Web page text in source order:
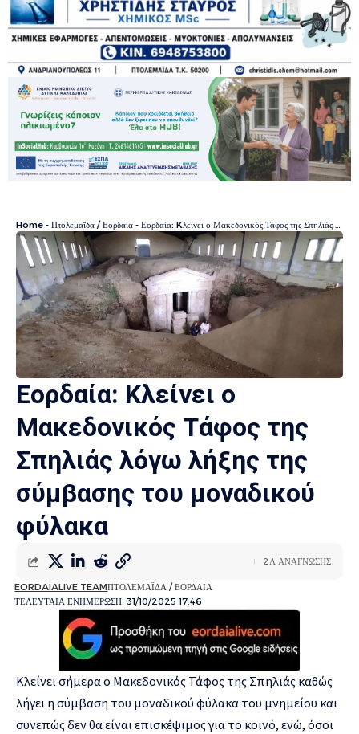
Home - Πτολεμαΐδα / Εορδαία - Εορδαία: Kλείνει ο Μακεδονικός Τάφος της Σπηλιάς λόγω λήξης της σύμβασης του μοναδικού φύλακα
Εορδαία: Kλείνει ο
Μακεδονικός Τάφος της
Σπηλιάς λόγω λήξης της
σύμβασης του μοναδικού
φύλακα
ΤΕΛΕΥΤΑΙΑ ΕΝΗΜΕΡΩΣΗ: 31/10/2025 17:46
EORDAIALIVE TEAMΠΤΟΛΕΜΑΪΔΑ / ΕΟΡΔΑΙΑ
2Λ ΑΝΑΓΝΩΣΗΣ
Κλείνει σήμερα ο Μακεδονικός Τάφος της Σπηλιάς καθώς
λήγει η σύμβαση του μοναδικού φύλακα του μνημείου και
συνεπώς δεν θα είναι επισκέψιμος για το κοινό, ενώ, όσοι